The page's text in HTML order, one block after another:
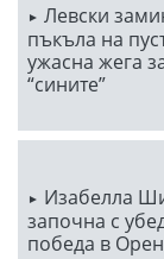
Левски
пъкъла на
ужасна жега
“сините”
Изабелла
започна с
победа в